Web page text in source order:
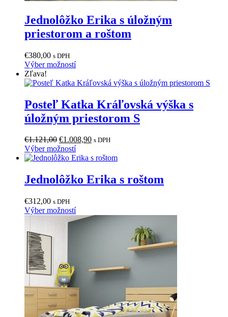
Jednolôžko Erika s úložným
priestorom a roštom
€380,00 s DPH
Výber možnostíTento
má
variantov.
Možnosti
si
vybrať
na
stránke
Zľava!
Posteľ Katka Kráľovská výška s
úložným priestorom S
€1.121,00 Pôvodná
cena
bola:
€1.008,90Aktuálna
je:
s DPH
Výber možnostíTento
produkt
viacero
variantov.
môžete
vybrať
Jednolôžko Erika s roštom
€312,00 s DPH
Výber možnostíTento
produkt
môžete
na
produktu.